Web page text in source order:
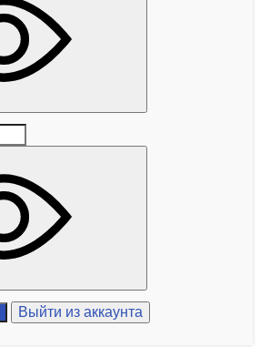
Выйти из аккаунта